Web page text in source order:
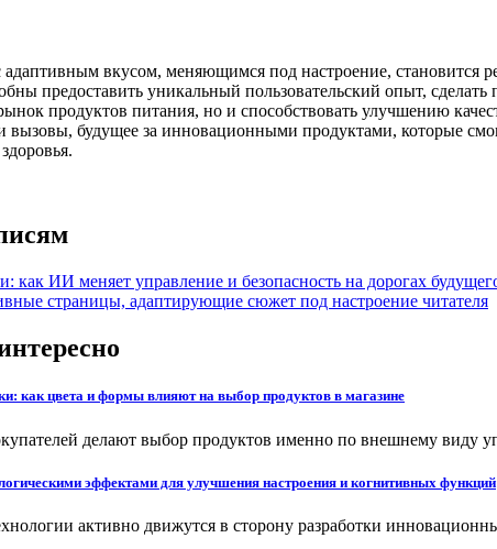
вкусом, меняющимся под настроение, становится
предоставить уникальный пользовательский опыт,
продуктов питания, но и способствовать улучшению
будущее за инновационными продуктами, которые
как ИИ меняет управление и безопасность на дорогах
страницы, адаптирующие сюжет под настроение читателя
как цвета и формы влияют на выбор продуктов в магазине
делают выбор продуктов именно по внешнему виду
эффектами для улучшения настроения и когнитивных функций
активно движутся в сторону разработки